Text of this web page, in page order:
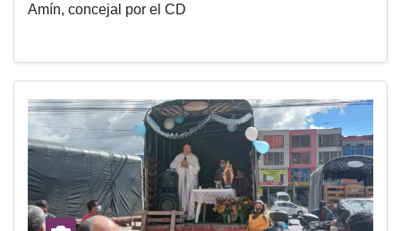
Amín, concejal por el CD